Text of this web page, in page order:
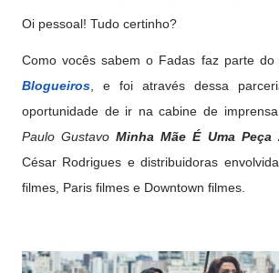
Oi pessoal! Tudo certinho?
Como vocês sabem o Fadas faz parte do
Blogueiros , e foi através dessa
oportunidade de ir na cabine de
Paulo Gustavo Minha Mãe É Uma Peça
César Rodrigues e distribuidoras
filmes, Paris filmes e Downtown filmes.